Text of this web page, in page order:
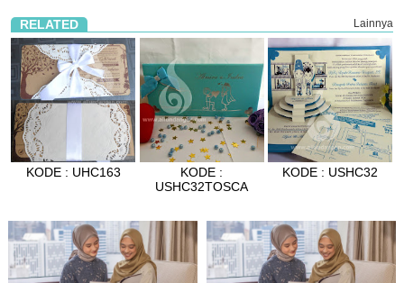
RELATED Lainnya
KODE : UHC163
KODE :
USHC32TOSCA
KODE : USHC32